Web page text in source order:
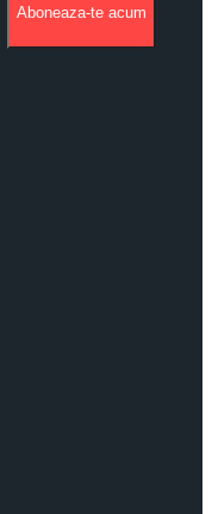
Aboneaza-te acum